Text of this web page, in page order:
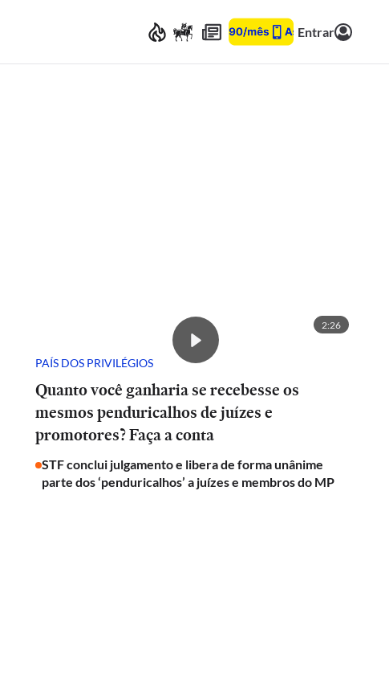
Entrar
2:26
PAÍS DOS PRIVILÉGIOS
Quanto você ganharia se recebesse os
mesmos penduricalhos de juízes e
promotores? Faça a conta
STF conclui julgamento e libera de forma unânime
parte dos ‘penduricalhos’ a juízes e membros do MP